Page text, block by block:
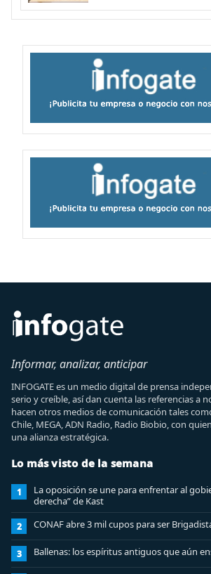
Informar, analizar, anticipar
INFOGATE es un medio digital de prensa
serio y creíble, así dan cuenta las referencias a
hacen otros medios de comunicación tales
Chile, MEGA, ADN Radio, Radio Biobio, con
una alianza estratégica.
Lo más visto de la semana
1
La oposición se une para enfrentar al
derecha” de Kast
2 CONAF abre 3 mil cupos para ser
3 Ballenas: los espíritus antiguos que aún